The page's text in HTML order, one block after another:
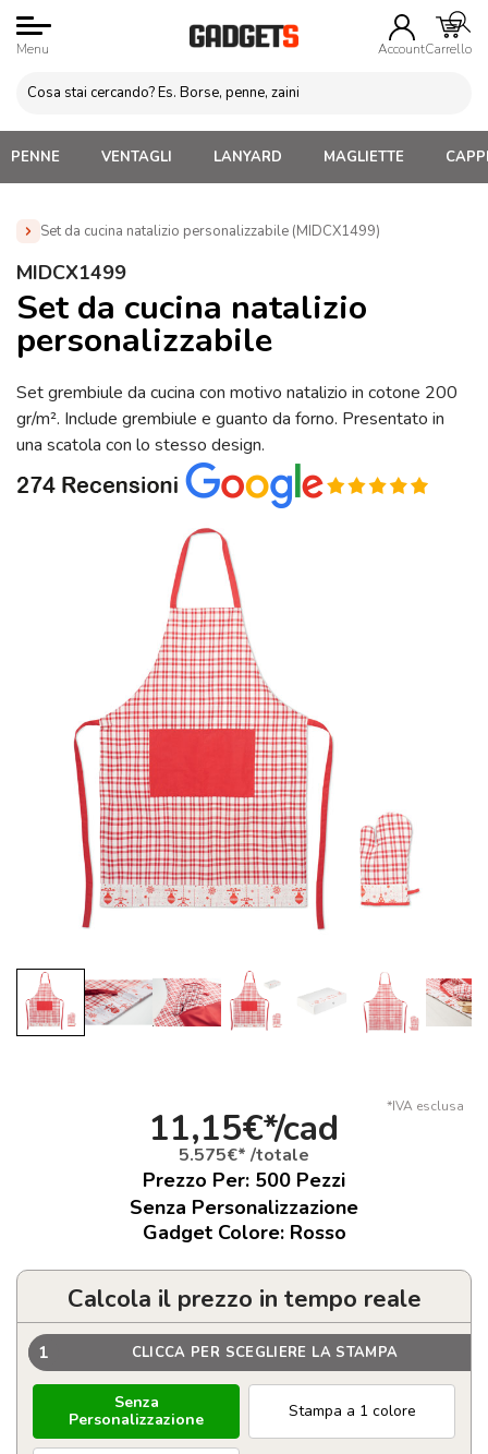
Menu AccountCarrello
PENNE VENTAGLI LANYARD MAGLIETTE
Set da cucina natalizio personalizzabile (MIDCX1499)
Home » Gadget di Natale
MIDCX1499
Set da cucina natalizio
personalizzabile
Set grembiule da cucina con motivo natalizio in cotone 200
gr/m². Include grembiule e guanto da forno. Presentato in
una scatola con lo stesso design.
*IVA esclusa
11,15€*/cad
5.575€* /totale
Prezzo Per: 500 Pezzi
Senza Personalizzazione
Gadget Colore: Rosso
Calcola il prezzo in tempo reale
1 CLICCA PER SCEGLIERE LA STAMPA
Senza
Personalizzazione
Stampa a 1 colore